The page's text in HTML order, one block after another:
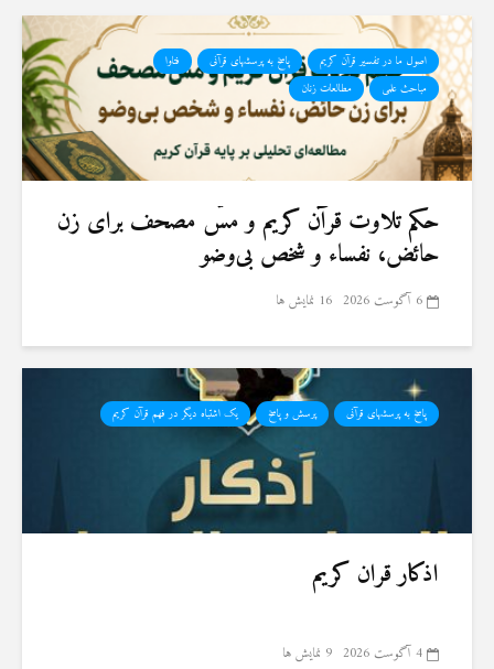
اصول ما در تفسیر قرآن کریم پاسخ به پرسشهای قرآنی
فتاوا
مباحث علمی
مطالعات زنان
حكم تلاوت قرآن كريم و مسّ مصحف برای زن
حائض، نفساء و شخص بی‌وضو
6 آگوست 2026 16 نمایش ها
پاسخ به پرسشهای قرآنی پرسش و پاسخ یک اشتباه دیگر در فهم قرآن کریم
اذکار قران کریم
4 آگوست 2026 9 نمایش ها